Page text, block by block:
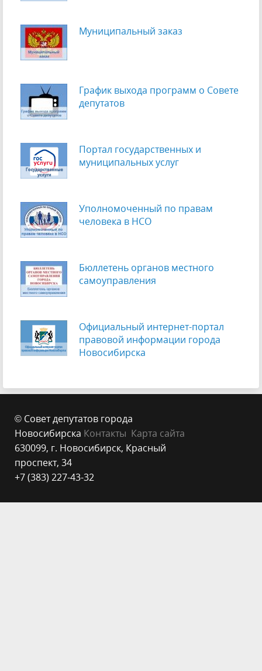
Муниципальный заказ
График выхода программ о Cовете
депутатов
Портал государственных и
муниципальных услуг
Уполномоченный по правам
человека в НСО
Бюллетень органов местного
самоуправления
Официальный интернет-портал
правовой информации города
Новосибирска
© Совет депутатов города
Новосибирска Контакты Карта сайта
630099, г. Новосибирск, Красный
проспект, 34
+7 (383) 227-43-32